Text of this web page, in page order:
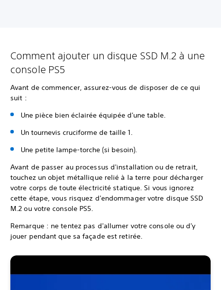
Comment ajouter un disque SSD M.2 à une
console PS5
Avant de commencer, assurez-vous de disposer de ce qui
suit :
Une pièce bien éclairée équipée d'une table.
Un tournevis cruciforme de taille 1.
Une petite lampe-torche (si besoin).
Avant de passer au processus d'installation ou de retrait,
touchez un objet métallique relié à la terre pour décharger
votre corps de toute électricité statique. Si vous ignorez
cette étape, vous risquez d'endommager votre disque SSD
M.2 ou votre console PS5.
Remarque : ne tentez pas d'allumer votre console ou d'y
jouer pendant que sa façade est retirée.